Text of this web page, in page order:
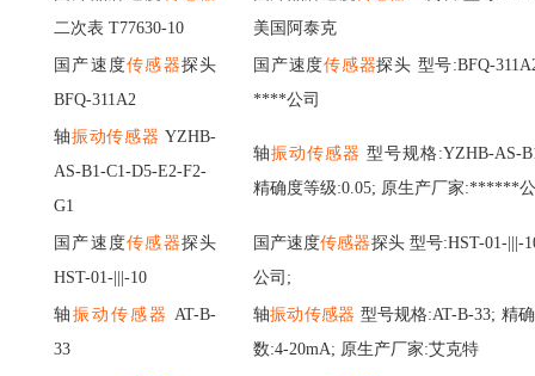
二次表 T77630-10
美国阿泰克
国产速度传感器探头
BFQ-311A2
国产速度传感器探头 型号:BFQ-
****公司
轴振动传感器 YZHB-
AS-B1-C1-D5-E2-F2-
G1
轴振动传感器 型号规格:YZHB-AS-
精确度等级:0.05; 原生产厂家:******
国产速度传感器探头
HST-01-|||-10
国产速度传感器探头 型号:HST-01-|||-
公司;
轴 振动传感器 AT-B-
33
轴振动传感器 型号规格:AT-B-33; 精
数:4-20mA; 原生产厂家:艾克特